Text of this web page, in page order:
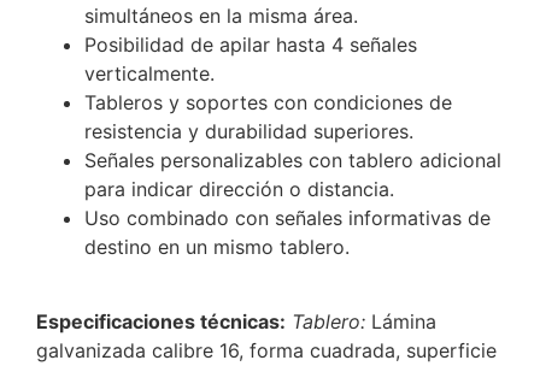
simultáneos en la misma área.
Posibilidad de apilar hasta 4 señales
verticalmente.
Tableros y soportes con condiciones de
resistencia y durabilidad superiores.
Señales personalizables con tablero adicional
para indicar dirección o distancia.
Uso combinado con señales informativas de
destino en un mismo tablero.
Especificaciones técnicas: Tablero: Lámina
galvanizada calibre 16, forma cuadrada, superficie